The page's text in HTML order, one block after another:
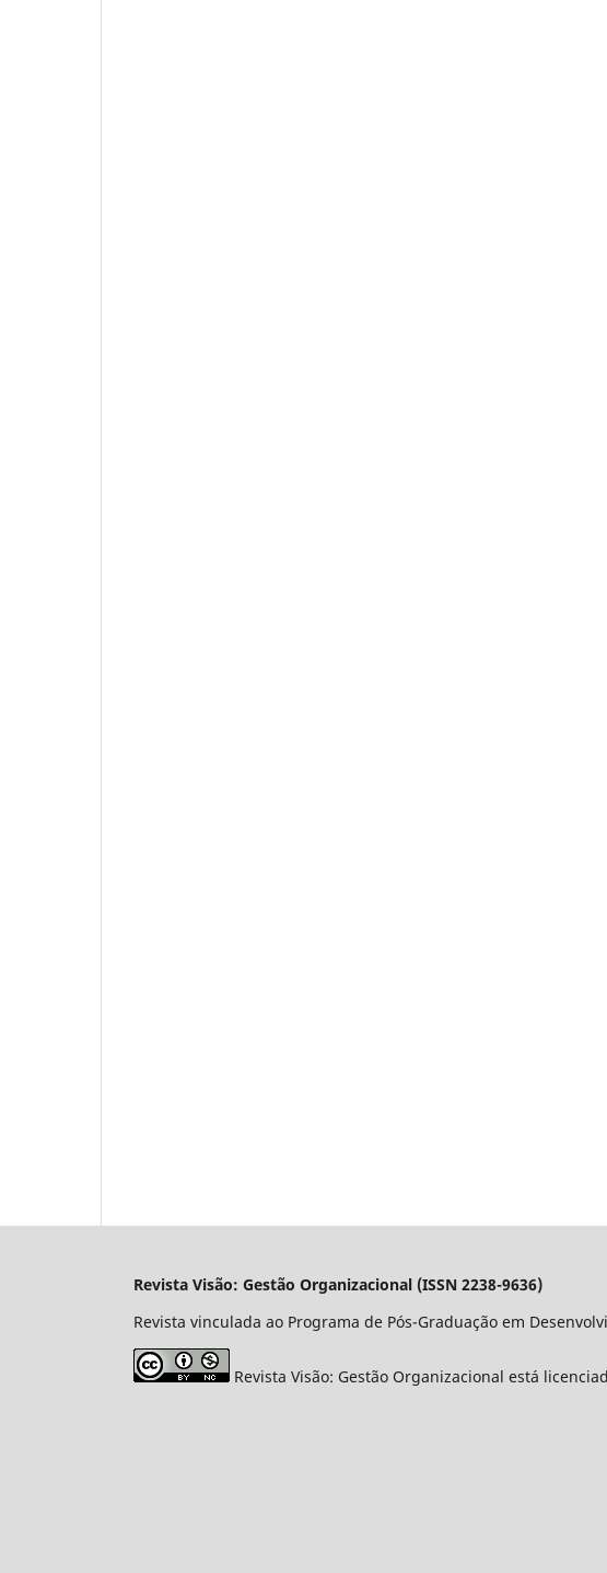
Revista Visão: Gestão Organizacional (ISSN 2238-9636)
Revista vinculada ao Programa de Pós-Graduação em
Revista Visão: Gestão Organizacional está